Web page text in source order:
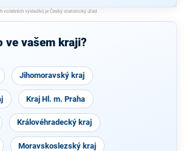
ve vašem kraji?
Jihomoravský kraj
Kraj Hl. m. Praha
Královéhradecký kraj
Moravskoslezský kraj